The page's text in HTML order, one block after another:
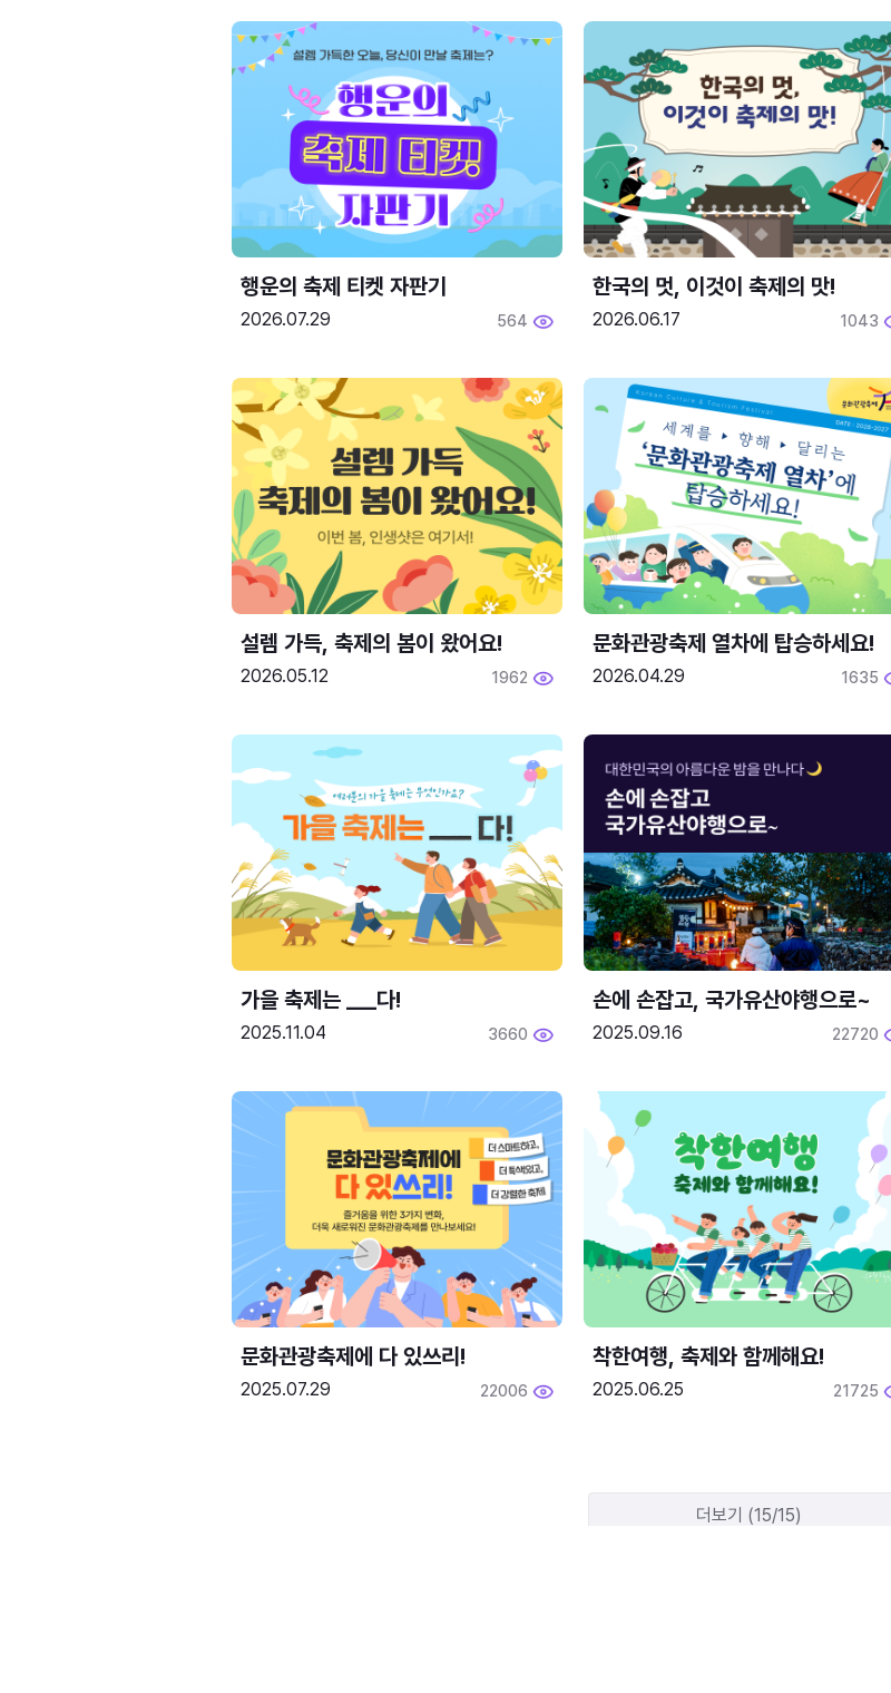
행운의 축제 티켓 자판기
2026.07.29 564
한국의 멋, 이것이 축제의 맛!
2026.06.17 1043
설렘 가득, 축제의 봄이 왔어요!
2026.05.12 1962
문화관광축제 열차에 탑승하세요!
2026.04.29 1635
2025.11.04 3660
손에 손잡고, 국가유산야행으로~
2025.09.16 22720
문화관광축제에 다 있쓰리!
2025.07.29 22006
착한여행, 축제와 함께해요!
2025.06.25 21725
더보기 (15/15)